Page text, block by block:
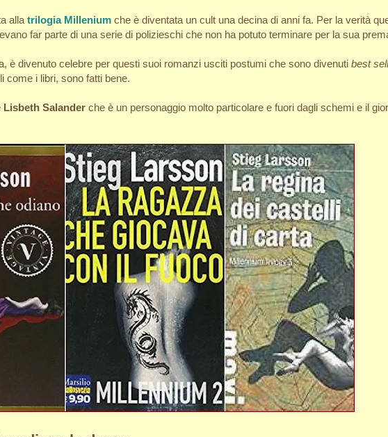
alla trilogia Millenium che è diventata un cult una decina di anni fa. Per la verità
far parte di una serie di polizieschi che non ha potuto terminare per la sua
è divenuto celebre per questi suoi romanzi usciti postumi che sono divenuti best
come i libri, sono fatti bene.
Lisbeth Salander che è un personaggio molto particolare e fuori dagli schemi e il